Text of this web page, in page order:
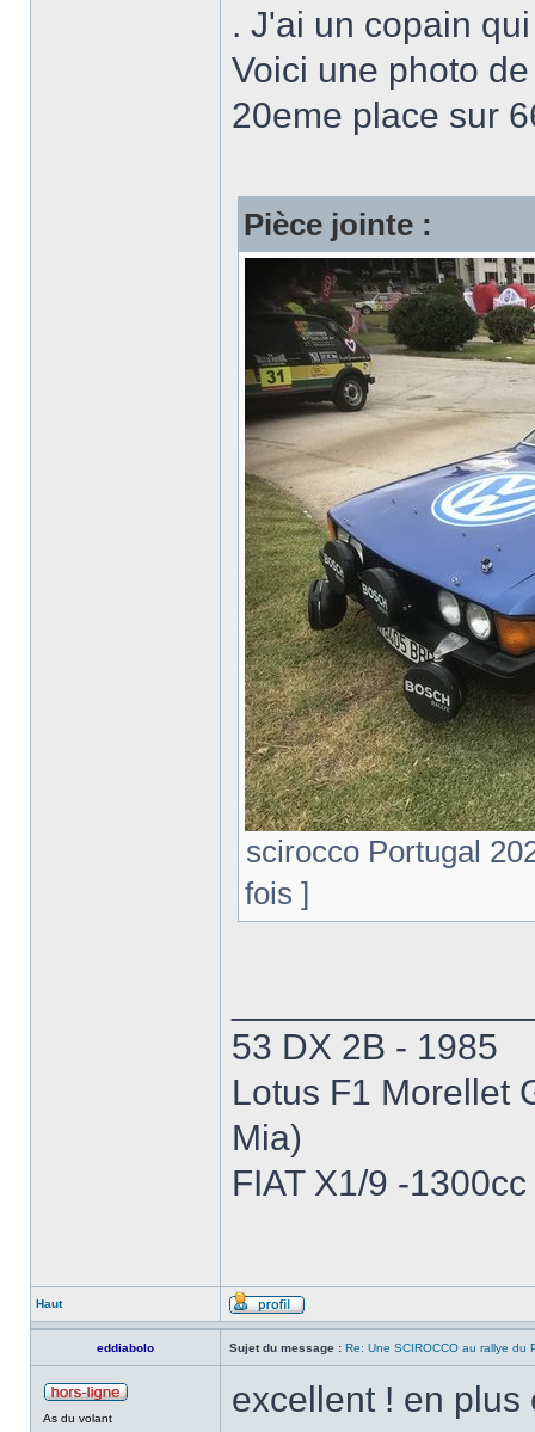
. J'ai un copain
Voici une photo
20eme place sur
Pièce jointe :
scirocco Portugal
fois ]
53 DX 2B - 1985
Lotus F1 Morellet
Mia)
FIAT X1/9 -
Haut
eddiabolo Sujet du message : Re: Une SCIROCCO au rallye du
As du volant excellent ! en